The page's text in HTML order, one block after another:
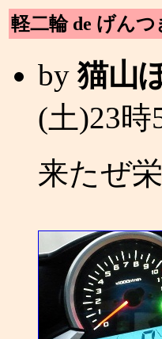
軽二輪 de げん
by猫山
(土)23時
来たぜ